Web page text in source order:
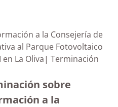
a la Consejería de
al Parque Fotovoltaico
en La Oliva| Terminación
sobre
a la